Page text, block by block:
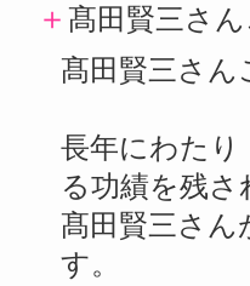
＋ 髙田賢三さ
髙田賢三さん
長年にわたり
る功績を残さ
髙田賢三さ
す。